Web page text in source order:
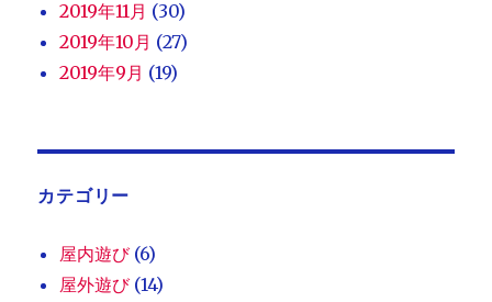
2019年11月 (30)
2019年10月 (27)
2019年9月 (19)
カテゴリー
屋内遊び(6)
屋外遊び(14)